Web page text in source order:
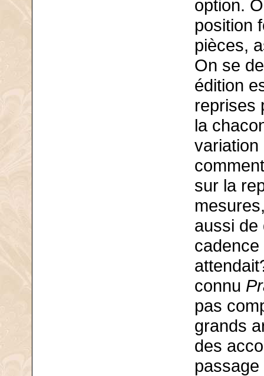
option.
position
pièces,
On se
édition
reprises
la
variation
sur la
aussi de
connu
pas
grands
des